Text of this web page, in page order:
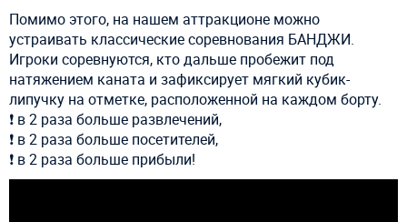
Помимо этого, на нашем аттракционе можно
устраивать классические соревнования БАНДЖИ.
Игроки соревнуются, кто дальше пробежит под
натяжением каната и зафиксирует мягкий кубик-
липучку на отметке, расположенной на каждом борту. ⠀
❗ в 2 раза больше развлечений,
❗ в 2 раза больше посетителей,
❗ в 2 раза больше прибыли!